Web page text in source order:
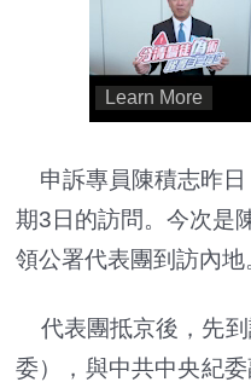
申訴專員陳積志昨日
期3日的訪問。今次是
領公署代表團到訪內地
代表團抵京後，先到
委），與中共中央紀